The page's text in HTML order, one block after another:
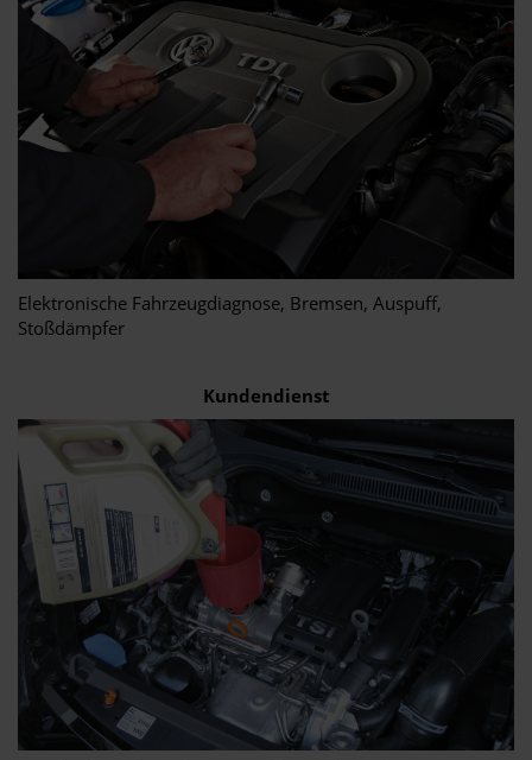
Elektronische Fahrzeugdiagnose, Bremsen, Auspuff,
Stoßdämpfer
Kundendienst